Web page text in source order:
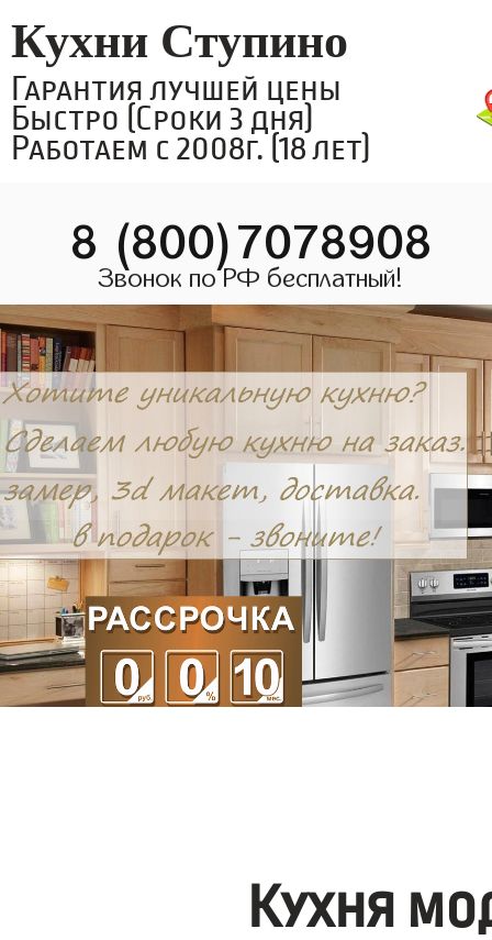
Кухни Ступино
Гарантия лучшей цены
Быстро (Сроки 3 дня)
Работаем с 2008г. (18 лет)
8 (800)7078908
Звонок по РФ бесплатный!
Кухня